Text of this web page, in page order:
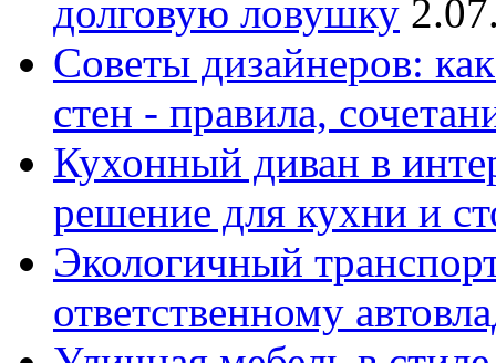
долговую ловушку
Советы дизайнеров:
стен - правила,
Кухонный диван в
решение для кухни и
Экологичный
ответственному